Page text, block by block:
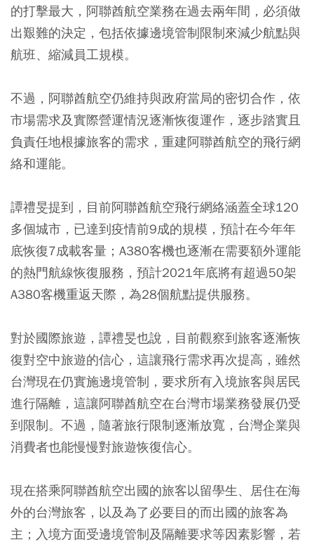
的打擊最大，阿聯酋航空業務在過去兩年間，必須做
出艱難的決定，包括依據邊境管制限制來減少航點與
航班、縮減員工規模。
不過，阿聯酋航空仍維持與政府當局的密切合作，依
市場需求及實際營運情況逐漸恢復運作，逐步踏實且
負責任地根據旅客的需求，重建阿聯酋航空的飛行網
絡和運能。
譚禮旻提到，目前阿聯酋航空飛行網絡涵蓋全球120
多個城市，已達到疫情前9成的規模，預計在今年年
底恢復7成載客量；A380客機也逐漸在需要額外運能
的熱門航線恢復服務，預計2021年底將有超過50架
A380客機重返天際，為28個航點提供服務。
對於國際旅遊，譚禮旻也說，目前觀察到旅客逐漸恢
復對空中旅遊的信心，這讓飛行需求再次提高，雖然
台灣現在仍實施邊境管制，要求所有入境旅客與居民
進行隔離，這讓阿聯酋航空在台灣市場業務發展仍受
到限制。不過，隨著旅行限制逐漸放寬，台灣企業與
消費者也能慢慢對旅遊恢復信心。
現在搭乘阿聯酋航空出國的旅客以留學生、居住在海
外的台灣旅客，以及為了必要目的而出國的旅客為
主；入境方面受邊境管制及隔離要求等因素影響，若